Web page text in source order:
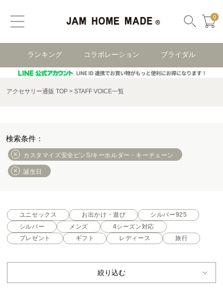
0
ランキング コラボレーション ブライダル
アクセサリー通販 TOP STAFF VOICE一覧
カスタマイズ安全ピンS/キーホルダー・キーチェーン
誕生日
ユニセックス お出かけ・遊び
シルバー925
シルバー
メンズ
4シーズン対応
プレゼント
ギフト レディース 旅行
絞り込む